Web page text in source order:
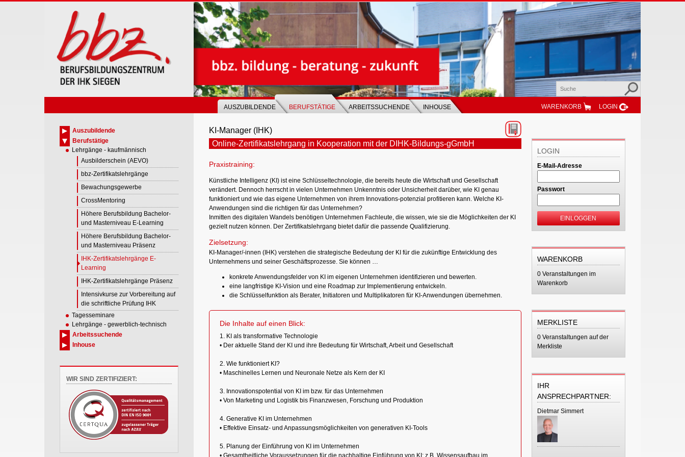
AUSZUBILDENDE BERUFSTÄTIGE ARBEITSSUCHENDE INHOUSE WARENKORB LOGIN
KI-Manager (IHK)
Online-Zertifikatslehrgang in Kooperation mit der DIHK-Bildungs-gGmbH
Praxistraining:
Künstliche Intelligenz (KI) ist eine Schlüsseltechnologie, die bereits heute die Wirtschaft und Gesellschaft
verändert. Dennoch herrscht in vielen Unternehmen Unkenntnis oder Unsicherheit darüber, wie KI genau
funktioniert und wie das eigene Unternehmen von ihrem Innovations-potenzial profitieren kann. Welche KI-
Anwendungen sind die richtigen für das Unternehmen?
Inmitten des digitalen Wandels benötigen Unternehmen Fachleute, die wissen, wie sie die Möglichkeiten der KI
gezielt nutzen können. Der Zertifikatslehrgang bietet dafür die passende Qualifizierung.
Zielsetzung:
KI-Manager/-innen (IHK) verstehen die strategische Bedeutung der KI für die zukünftige Entwicklung des
Unternehmens und seiner Geschäftsprozesse. Sie können …
konkrete Anwendungsfelder von KI im eigenen Unternehmen identifizieren und bewerten.
eine langfristige KI-Vision und eine Roadmap zur Implementierung entwickeln.
die Schlüsselfunktion als Berater, Initiatoren und Multiplikatoren für KI-Anwendungen übernehmen.
Die Inhalte auf einen Blick:
1. KI als transformative Technologie
• Der aktuelle Stand der KI und ihre Bedeutung für Wirtschaft, Arbeit und Gesellschaft
2. Wie funktioniert KI?
• Maschinelles Lernen und Neuronale Netze als Kern der KI
3. Innovationspotential von KI im bzw. für das Unternehmen
• Von Marketing und Logistik bis Finanzwesen, Forschung und Produktion
4. Generative KI im Unternehmen
• Effektive Einsatz- und Anpassungsmöglichkeiten von generativen KI-Tools
5. Planung der Einführung von KI im Unternehmen
• Gesamtheitliche Voraussetzungen für die nachhaltige Einführung von KI: z.B. Wissensaufbau im
LOGIN
E-Mail-Adresse
Passwort
EINLOGGEN
WARENKORB
0 Veranstaltungen im
Warenkorb
MERKLISTE
0 Veranstaltungen auf der
Merkliste
IHR
ANSPRECHPARTNER:
Dietmar Simmert
Auszubildende
Berufstätige
Lehrgänge - kaufmännisch
Ausbilderschein (AEVO)
bbz-Zertifikatslehrgänge
Bewachungsgewerbe
CrossMentoring
Höhere Berufsbildung Bachelor-
und Masterniveau E-Learning
Höhere Berufsbildung Bachelor-
und Masterniveau Präsenz
IHK-Zertifikatslehrgänge E-
Learning
IHK-Zertifikatslehrgänge Präsenz
Intensivkurse zur Vorbereitung auf
die schriftliche Prüfung IHK
Tagesseminare
Lehrgänge - gewerblich-technisch
Arbeitssuchende
Inhouse
WIR SIND ZERTIFIZIERT: